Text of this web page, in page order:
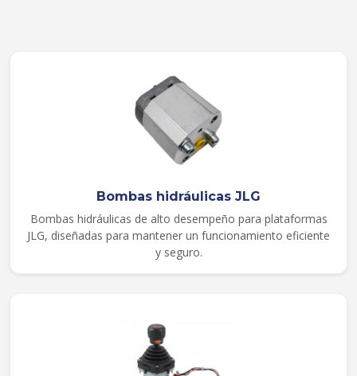
Bombas hidráulicas JLG
Bombas hidráulicas de alto desempeño para plataformas
JLG, diseñadas para mantener un funcionamiento eficiente
y seguro.